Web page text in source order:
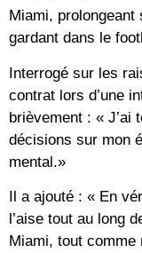
Miami, prolongeant
gardant dans le
Interrogé sur les
contrat lors d’une
brièvement : « J’ai
décisions sur mon
mental.»
Il a ajouté : « En
l’aise tout au long
Miami, tout comme